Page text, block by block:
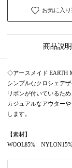
お気に入
商品説明
◇アースメイド EARTH
シンプルなクロシェデ
リボンが付いているた
カジュアルなアウター
します。
【素材】
WOOL85% NYLON15%